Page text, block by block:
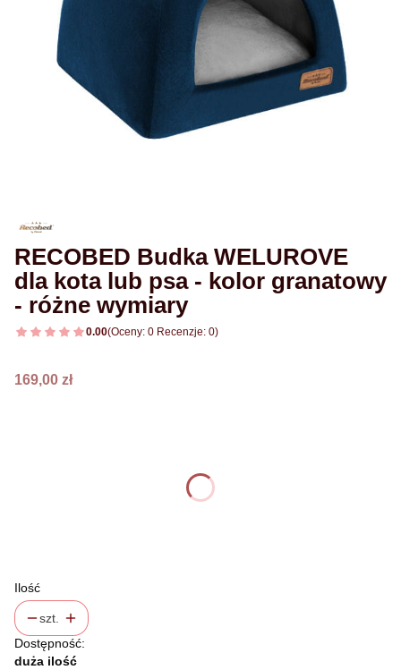
RECOBED Budka WELUROVE
dla kota lub psa - kolor granatowy
- różne wymiary
0.00(Oceny: 0 Recenzje: 0)
Cena
169,00 zł
Ilość
szt.
Dostępność:
duża ilość